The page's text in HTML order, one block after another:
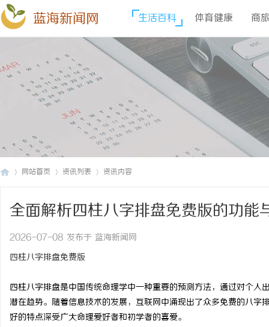
蓝海新闻网 生活百科 体育健康 商
网站首页 资讯列表 资讯内容
全面解析四柱八字排盘免费版的功能
2026-07-08 发布于 蓝海新闻网
四柱八字排盘免费版
四柱八字排盘是中国传统命理学中一种重要的预测方法，通过对个
潜在趋势。随着信息技术的发展，互联网中涌现出了众多免费的八
好的特点深受广大命理爱好者和初学者的喜爱。